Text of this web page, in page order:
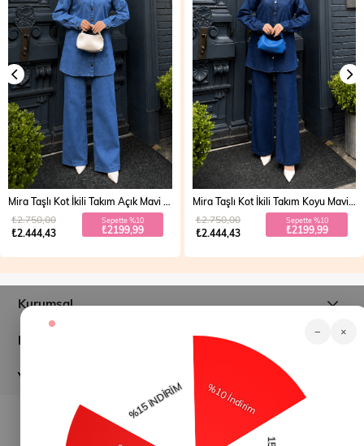
₺2.444,43
₺2.750,00 Sepette %10
₺2199,99
Mira Taşlı Kot İkili Takım Koyu Mavi 19286
₺2.444,43
₺2.750,00 Sepette %10
₺2199,99
Kurumsal
Müşteri İlişkileri
Yardım
− ×